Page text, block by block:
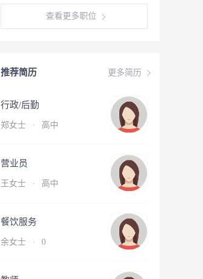
查看更多职位
更多简历
推荐简历
行政/后勤
郑女士 · 高中
营业员
王女士 · 高中
餐饮服务
余女士 · 0